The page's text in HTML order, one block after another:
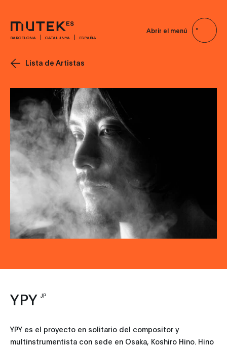
BARCELONA CATALUNYA ESPAÑA
Abrir el menú
Lista de Artistas
YPY JP
YPY es el proyecto en solitario del compositor y
multinstrumentista con sede en Osaka, Koshiro Hino. Hino